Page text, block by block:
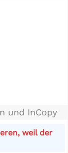
und InCopy
weil der